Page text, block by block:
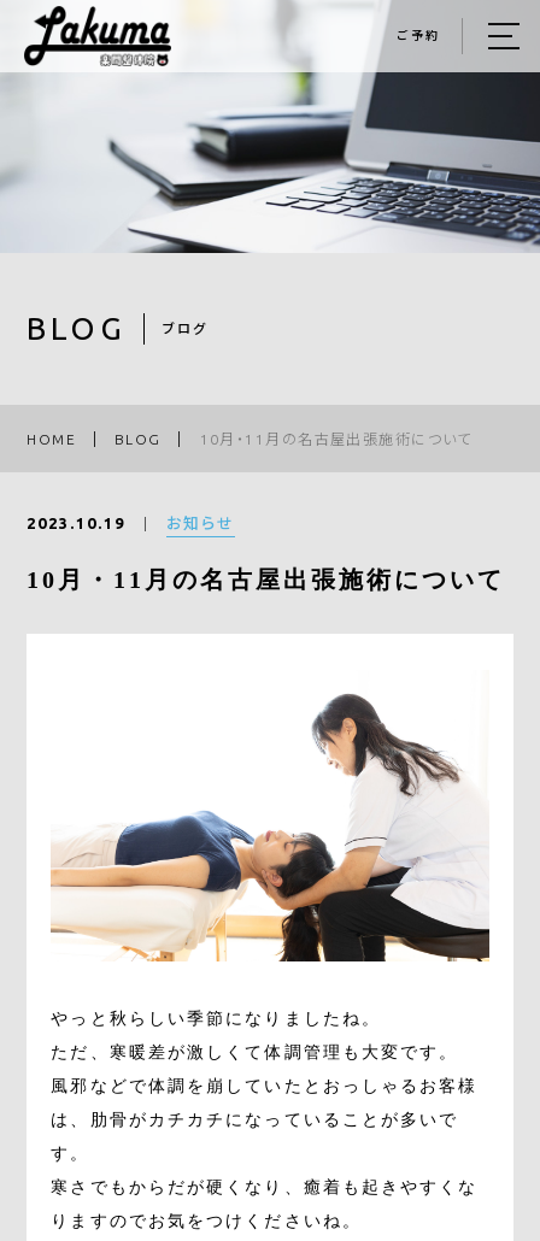
ご予約
BLOG ブログ
HOME BLOG 10月・11月の名古屋出張施術について
2023.10.19 お知らせ
10月・11月の名古屋出張施術について
やっと秋らしい季節になりましたね。
ただ、寒暖差が激しくて体調管理も大変です。
風邪などで体調を崩していたとおっしゃるお客様
は、肋骨がカチカチになっていることが多いで
す。
寒さでもからだが硬くなり、癒着も起きやすくな
りますのでお気をつけくださいね。
HOME
楽間について
施術について
施術料金